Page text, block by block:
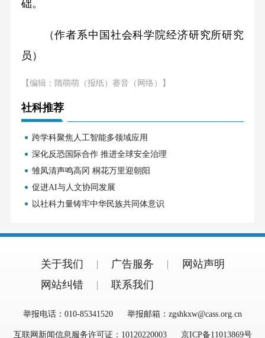
础。
（作者系中国社会科学院经济研究所研究
员）
【编辑：隋萌萌（报纸）赛音（网络）】
社科推荐
跨学科聚焦人工智能多领域应用
深化反恐国际合作 推进全球安全治理
雏凤清声鸣高冈 桐花万里迎朝阳
促进AI与人文协同发展
以社科力量铸牢中华民族共同体意识
关于我们 广告服务
网站声明
网站纠错
联系我们
举报电话：010-85341520 举报邮箱：zgshkxw@cass.org.cn
互联网新闻信息服务许可证：10120220003 京ICP备11013869号